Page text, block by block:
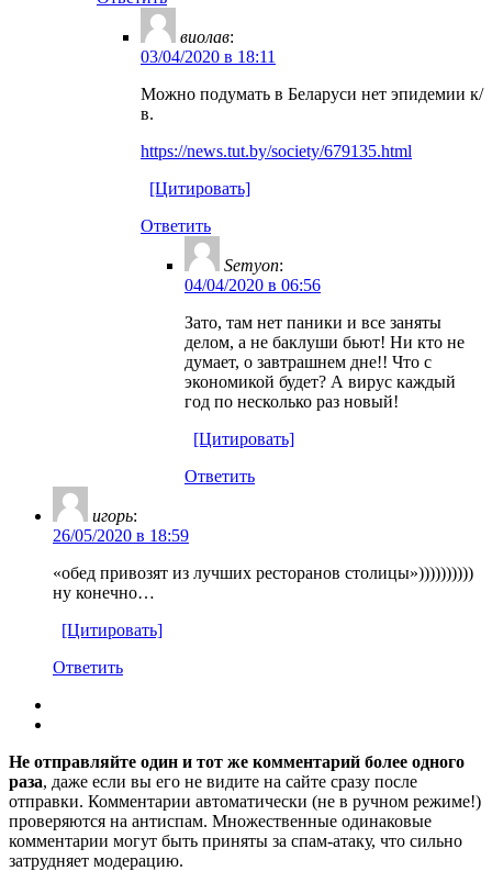
виолав:
03/04/2020 в 18:11
Можно подумать в Беларуси нет эпидемии к/
в.
https://news.tut.by/society/679135.html
[Цитировать]
Ответить
Semyon:
04/04/2020 в 06:56
Зато, там нет паники и все заняты
делом, а не баклуши бьют! Ни кто не
думает, о завтрашнем дне!! Что с
экономикой будет? А вирус каждый
год по несколько раз новый!
[Цитировать]
Ответить
игорь:
26/05/2020 в 18:59
«обед привозят из лучших ресторанов столицы»))))))))))
ну конечно…
[Цитировать]
Ответить
Не отправляйте один и тот же комментарий более одного
раза, даже если вы его не видите на сайте сразу после
отправки. Комментарии автоматически (не в ручном режиме!)
проверяются на антиспам. Множественные одинаковые
комментарии могут быть приняты за спам-атаку, что сильно
затрудняет модерацию.